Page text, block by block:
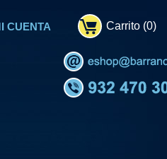
CUENTA Carrito (0)